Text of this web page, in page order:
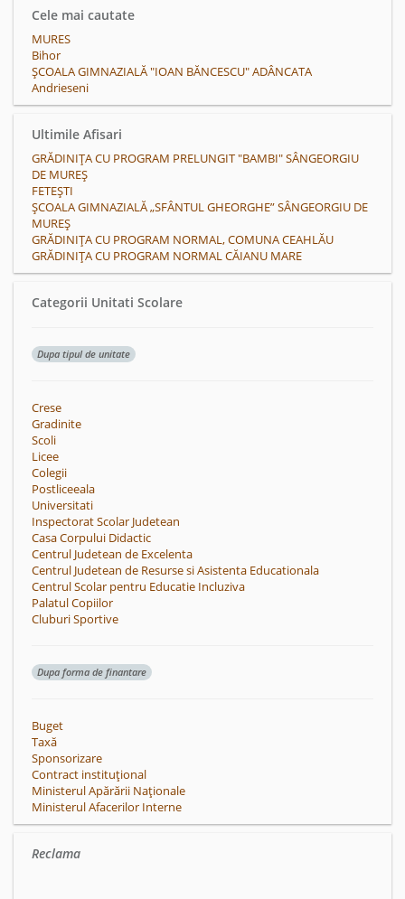
Cele mai cautate
MURES
Bihor
ȘCOALA GIMNAZIALĂ "IOAN BĂNCESCU" ADÂNCATA
Andrieseni
Ultimile Afisari
GRĂDINIȚA CU PROGRAM PRELUNGIT "BAMBI" SÂNGEORGIU
DE MUREȘ
FETEŞTI
ȘCOALA GIMNAZIALĂ „SFÂNTUL GHEORGHE” SÂNGEORGIU DE
MUREȘ
GRĂDINIȚA CU PROGRAM NORMAL, COMUNA CEAHLĂU
GRĂDINIȚA CU PROGRAM NORMAL CĂIANU MARE
Categorii Unitati Scolare
Dupa tipul de unitate
Crese
Gradinite
Scoli
Licee
Colegii
Postliceeala
Universitati
Inspectorat Scolar Judetean
Casa Corpului Didactic
Centrul Judetean de Excelenta
Centrul Judetean de Resurse si Asistenta Educationala
Centrul Scolar pentru Educatie Incluziva
Palatul Copiilor
Cluburi Sportive
Dupa forma de finantare
Buget
Taxă
Sponsorizare
Contract instituțional
Ministerul Apărării Naționale
Ministerul Afacerilor Interne
Reclama